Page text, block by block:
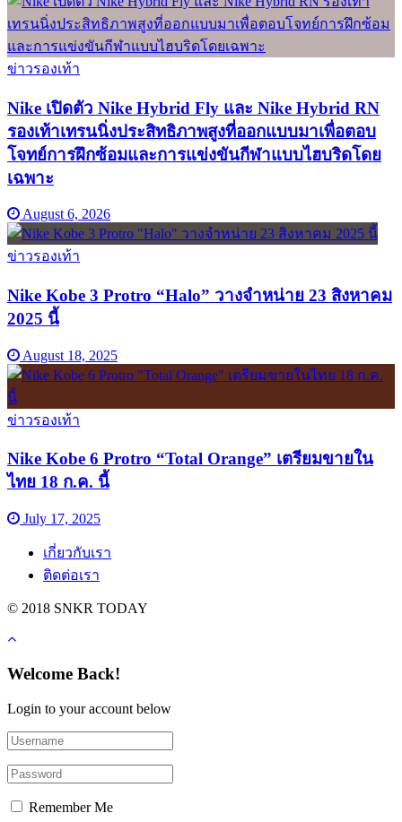
ข่าวรองเท้า
Nike เปิดตัว Nike Hybrid Fly และ Nike Hybrid RN
รองเท้าเทรนนิ่งประสิทธิภาพสูงที่ออกแบบมาเพื่อตอบ
โจทย์การฝึกซ้อมและการแข่งขันกีฬาแบบไฮบริดโดย
เฉพาะ
August 6, 2026
ข่าวรองเท้า
Nike Kobe 3 Protro “Halo” วางจำหน่าย 23 สิงหาคม
2025 นี้
August 18, 2025
ข่าวรองเท้า
Nike Kobe 6 Protro “Total Orange” เตรียมขายใน
ไทย 18 ก.ค. นี้
July 17, 2025
เกี่ยวกับเรา
ติดต่อเรา
© 2018 SNKR TODAY
Welcome Back!
Login to your account below
Remember Me